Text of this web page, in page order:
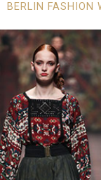
BERLIN FASHION